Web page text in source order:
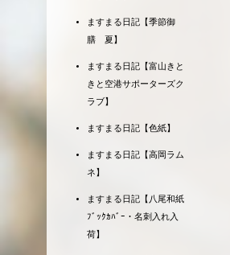
ますまる日記【季節御
膳 夏】
ますまる日記【富山きと
きと空港サポーターズク
ラブ】
ますまる日記【色紙】
ますまる日記【高岡ラム
ネ】
ますまる日記【八尾和紙
ﾌﾞｯｸｶﾊﾞｰ・名刺入れ入
荷】